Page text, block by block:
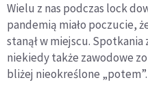
Wielu z nas podczas lock
pandemią miało poczucie,
stanął w miejscu.
niekiedy także zawodowe
bliżej nieokreślone „potem”.